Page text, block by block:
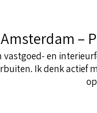
–
en
Ik denk actief